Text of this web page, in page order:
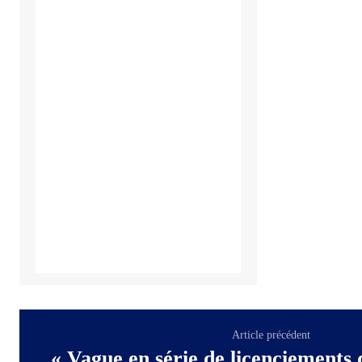
Article précédent